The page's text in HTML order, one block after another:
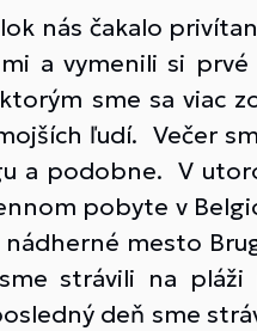
nás čakalo
a vymenili si
sme sa viac
ľudí. Večer
a podobne. V
pobyte v
mesto
strávili na
deň sme